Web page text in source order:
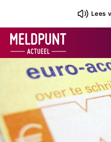
inhoud
Lees